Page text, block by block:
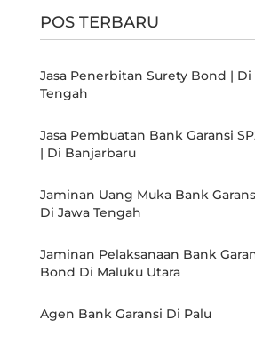
POS TERBARU
Jasa Penerbitan Surety Bond |
Tengah
Jasa Pembuatan Bank Garansi
| Di Banjarbaru
Jaminan Uang Muka Bank
Di Jawa Tengah
Jaminan Pelaksanaan Bank
Bond Di Maluku Utara
Agen Bank Garansi Di Palu